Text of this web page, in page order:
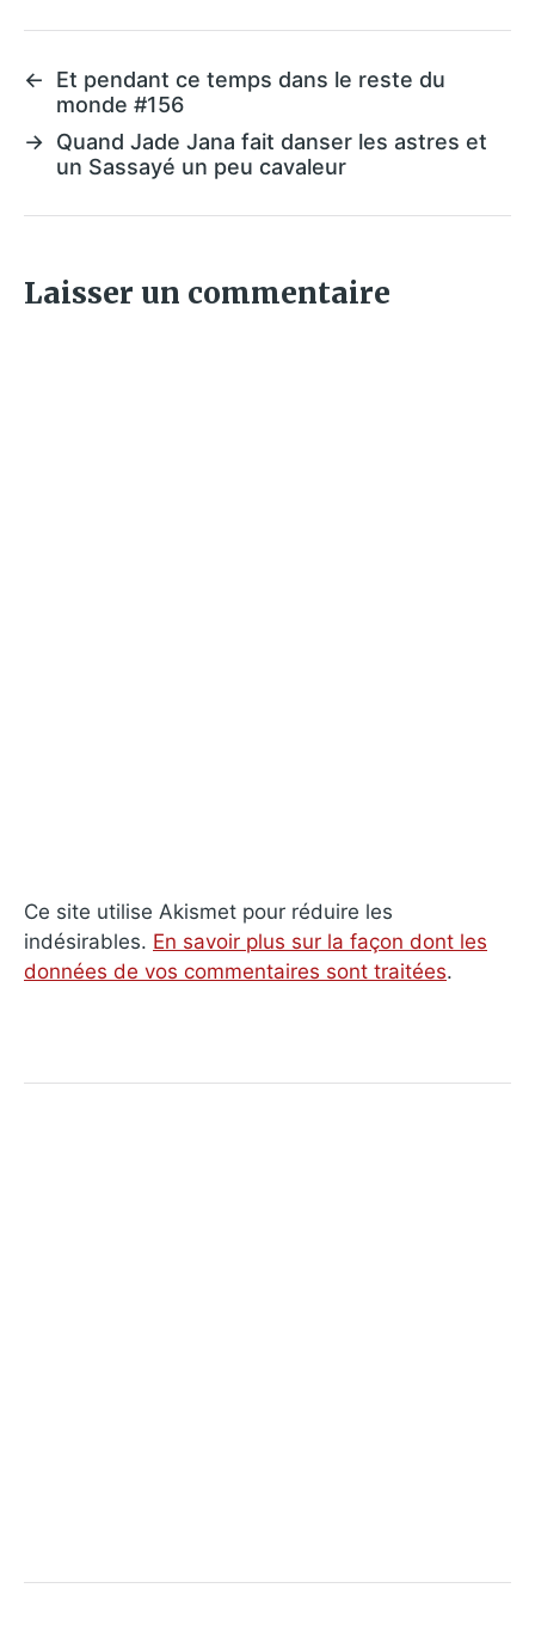
←
Et pendant ce temps dans le reste du
monde #156
→ Quand Jade Jana fait danser les astres et
un Sassayé un peu cavaleur
Laisser un commentaire
Ce site utilise Akismet pour réduire les
indésirables. En savoir plus sur la façon dont les
données de vos commentaires sont traitées.